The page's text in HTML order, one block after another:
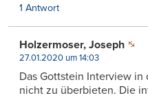
1 Antwort
Holzermoser, Joseph
27.01.2020 um 14:03
Das Gottstein Interview in
nicht zu überbieten. Die